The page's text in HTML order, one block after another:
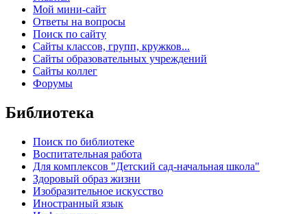
Мой мини-сайт
Ответы на вопросы
Поиск по сайту
Сайты классов, групп, кружков...
Сайты образовательных учреждений
Сайты коллег
Форумы
Библиотека
Поиск по библиотеке
Воспитательная работа
Для комплексов "Детский сад-начальная школа"
Здоровый образ жизни
Изобразительное искусство
Иностранный язык